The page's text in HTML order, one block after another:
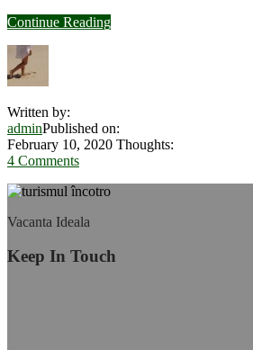
Continue Readingabout
Written by:
adminPublished on:
February 10, 2020 Thoughts:
4 Comments
Vacanta Ideala
Keep In Touch